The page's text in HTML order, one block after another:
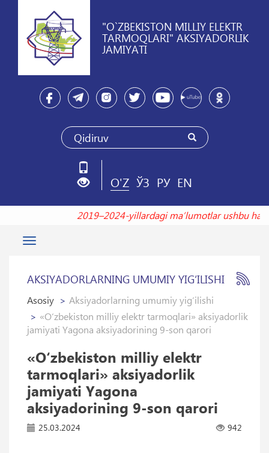
"O`ZBEKISTON MILLIY ELEKTR
TARMOQLARI" AKSIYADORLIK
JAMIYATI
O'Z ЎЗ РУ EN
2019–2024-yillardagi maʼlumotlar ushbu
Toggle
AKSIYADORLARNING UMUMIY YIG‘ILISHI
Asosiy
Aksiyadorlarning umumiy yig‘ilishi
«O‘zbekiston milliy elektr tarmoqlari» aksiyadorlik
jamiyati Yagona aksiyadorining 9-son qarori
«O‘zbekiston milliy elektr
tarmoqlari» aksiyadorlik
jamiyati Yagona
aksiyadorining 9-son qarori
25.03.2024 942